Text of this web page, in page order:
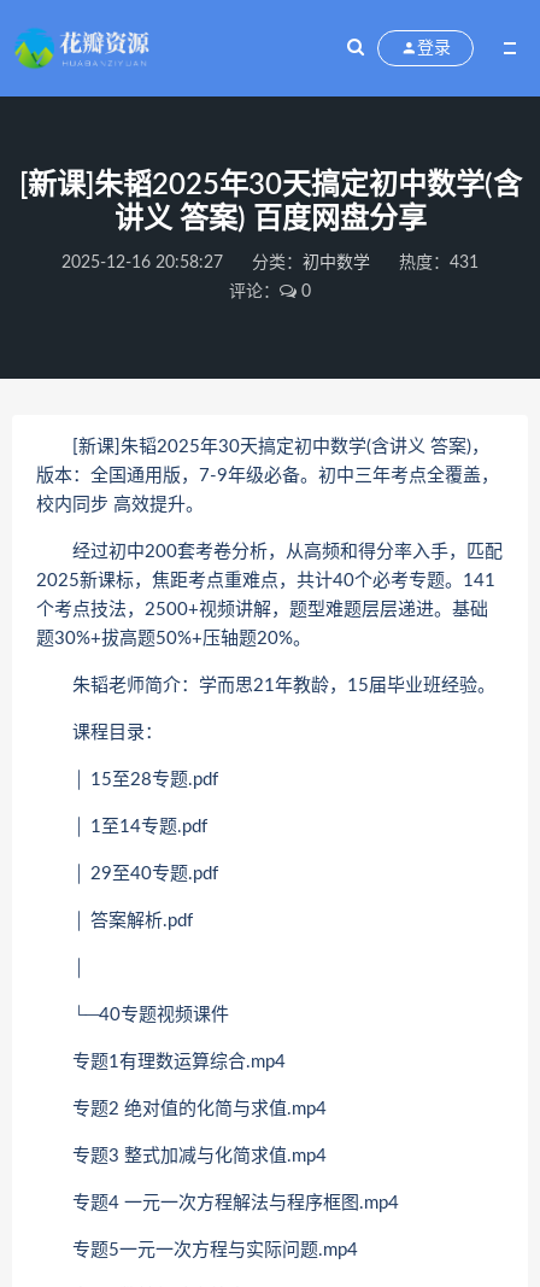
登录
[新课]朱韬2025年30天搞定初中数学(含
讲义 答案) 百度网盘分享
2025-12-16 20:58:27 分类： 初中数学
热度：431
评论：
0
[新课]朱韬2025年30天搞定初中数学(含讲义 答案)，
版本：全国通用版，7-9年级必备。初中三年考点全覆盖，
校内同步 高效提升。
经过初中200套考卷分析，从高频和得分率入手，匹配
2025新课标，焦距考点重难点，共计40个必考专题。141
个考点技法，2500+视频讲解，题型难题层层递进。基础
题30%+拔高题50%+压轴题20%。
朱韬老师简介：学而思21年教龄，15届毕业班经验。
课程目录：
│ 15至28专题.pdf
│ 1至14专题.pdf
│ 29至40专题.pdf
│ 答案解析.pdf
└─40专题视频课件
专题1有理数运算综合.mp4
专题2 绝对值的化简与求值.mp4
专题3 整式加减与化简求值.mp4
专题4 一元一次方程解法与程序框图.mp4
专题5一元一次方程与实际问题.mp4